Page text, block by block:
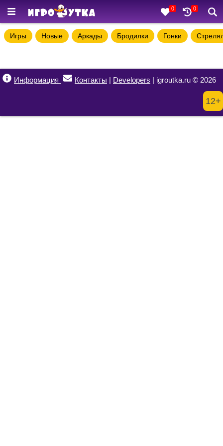
0 0
Игры Новые Аркады Бродилки Гонки
Информация Контакты | Developers | igroutka.ru © 2026
12+